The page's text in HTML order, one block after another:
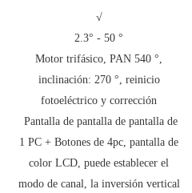
√
2.3° - 50 °
Motor trifásico, PAN 540 °,
inclinación: 270 °, reinicio
fotoeléctrico y corrección
Pantalla de pantalla de pantalla de
1 PC + Botones de 4pc, pantalla de
color LCD, puede establecer el
modo de canal, la inversión vertical